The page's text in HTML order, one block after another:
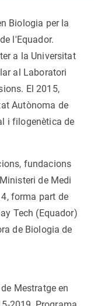
Biologia per la
l'Equador.
a la Universitat
al Laboratori
El 2015,
Autònoma de
i filogenètica de
fundacions
de Medi
forma part de
Tech (Equador)
de Biologia de
Mestratge en